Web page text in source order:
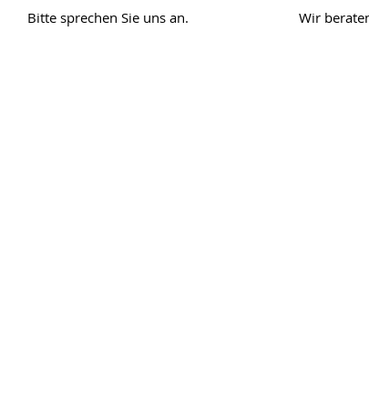
Bitte sprechen Sie uns an.
Wir